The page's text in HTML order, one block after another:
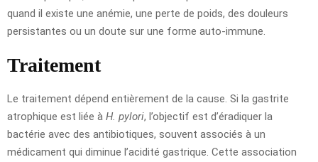
quand il existe une anémie, une perte de poids, des douleurs
persistantes ou un doute sur une forme auto-immune.
Traitement
Le traitement dépend entièrement de la cause. Si la gastrite
atrophique est liée à H. pylori, l’objectif est d’éradiquer la
bactérie avec des antibiotiques, souvent associés à un
médicament qui diminue l’acidité gastrique. Cette association